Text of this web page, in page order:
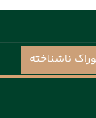
ناشناخته